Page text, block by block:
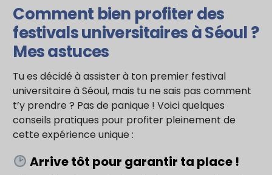
Comment bien profiter des
festivals universitaires à Séoul ?
Mes astuces
Tu es décidé à assister à ton premier festival
universitaire à Séoul, mais tu ne sais pas comment
t’y prendre ? Pas de panique ! Voici quelques
conseils pratiques pour profiter pleinement de
cette expérience unique :
Arrive tôt pour garantir ta place !